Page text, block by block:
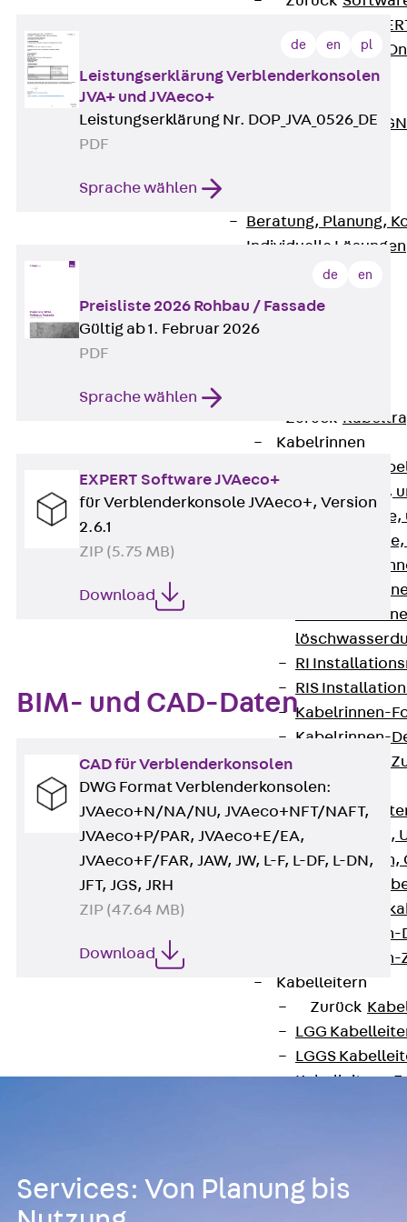
JORDAHL®
JORDAHL® JVB
ISOCHECK
FERBOX®-
Beratung, Planung,
Individuelle Lösungen
Zurück
Zurück
Kabelrinnen
R Kabelrinne,
RS
RG
RGM
RGS
RGL
RI
RIS
Kabelrinnen-
Kabelrinnen-
Kabelrinnen-
Gitterbahnen
Zurück
G Gitterbahn,
GI Gitterbahn,
GTD
GTDW
Gitterbahnen-
Kabelleitern
Zurück
LGG
LGGS
Kabelleitern-
Zurück
WPL
de en pl
Leistungserklärung Verblenderkonsolen
JVA+ und JVAeco+
Leistungserklärung Nr. DOP_JVA_0526_DE
PDF
Sprache wählen
de en
Preisliste 2026 Rohbau / Fassade
Gültig ab 1. Februar 2026
PDF
Sprache wählen
EXPERT Software JVAeco+
für Verblenderkonsole JVAeco+, Version
2.6.1
ZIP (5.75 MB)
Download
BIM- und CAD-Daten
CAD für Verblenderkonsolen
DWG Format Verblenderkonsolen:
JVAeco+N/NA/NU, JVAeco+NFT/NAFT,
JVAeco+P/PAR, JVAeco+E/EA,
JVAeco+F/FAR, JAW, JW, L-F, L-DF, L-DN,
JFT, JGS, JRH
ZIP (47.64 MB)
Download
Services: Von Planung bis